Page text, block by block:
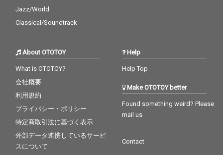
Jazz/World
Classical/Soundtrack
About OTOTOY
What is OTOTOY?
会社概要
利用規約
プライバシー・ポリシー
特定商取引法に基づく表示
外部データ連携しているサービ
スについて
Help
Help Top
Make OTOTOY better
Found something weird? Please
mail us
Contact